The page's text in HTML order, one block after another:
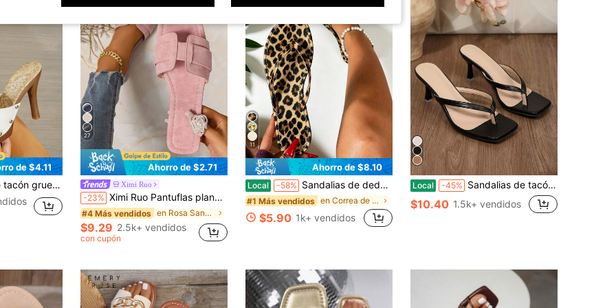
de $4.11
sandalias de moda versátiles con suela gruesa y tira para mujer
27
Ahorro de $2.71
Ximi Ruo
-23% Ximi Ruo Pantuflas planas casuales estilo coreano para mujer, chanclas de playa estilo francés de moda para damas, esencial para vacaciones
#4 Más vendidos en Rosa Sandalias planas de mujer
$9.29 2.5k+ vendidos
con cupón
11
Ahorro de $8.10
Local -58% Sandalias de dedo planas con estampado de leopardo dorado para mujer, sandalias de playa metálicas de verano
#1 Más vendidos en Correa de tobillo Sandalias De Mujer
$5.90 1k+ vendidos
Local -45% Sandalias de tacón de gatito con puntera abierta cuadrada para mujer, sandalias de fiesta de boda de verano con tiras tipo chanclas
$10.40 1.5k+ vendidos